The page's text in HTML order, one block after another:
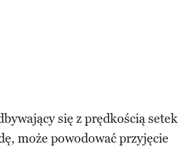
się z prędkością setek
może powodować przyjęcie